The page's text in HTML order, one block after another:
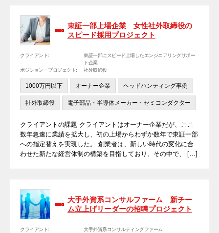
東証一部上場企業 女性社外取締役の
スピード採用プロジェクト
クライアント:
東証一部にスピード上場したエンジニアリングサポー
ト企業
ポジション・プロジェクト:
社外取締役
1000万円以下 オーナー企業 ヘッドハンティング事例
社外取締役 電子部品・半導体メーカー・セミコンダクター
クライアントの課題 クライアントはオーナー企業だが、ここ
数年急速に業績を拡大し、初の上場からわずか数年で東証一部
への指定替えを実現した。 創業者は、新しい時代の変化に合
わせた新たな経営体制の構築を目指しており、その中で、 […]
大手外資系コンサルファーム 新チー
ム立上げリーダーの招聘プロジェクト
クライアント:
大手外資系コンサルティングファーム